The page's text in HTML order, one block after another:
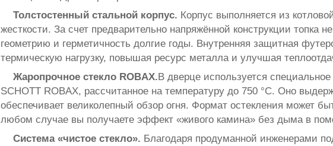
Толстостенный стальной корпус. Корпус выполняется из
жесткости. За счет предварительно напряжённой конструкции топка
геометрию и герметичность долгие годы. Внутренняя защитная
термическую нагрузку, повышая ресурс металла и улучшая
Жаропрочное стекло ROBAX.В дверце используется
SCHOTT ROBAX, рассчитанное на температуру до 750 °С. Оно
обеспечивает великолепный обзор огня. Формат остекления может
любом случае вы получаете эффект «живого камина» без дымa в
Система «чистое стекло». Благодаря продуманной инженерами